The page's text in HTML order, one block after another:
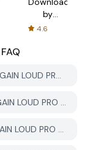
by
AFTVnews
4.6
FAQ
मैं PGYER APK HUB से MP3 VOLUME BOOST GAIN LOUD PRO कैसे डाउनलोड करूं?
PGYER APK HUB पर MP3 VOLUME BOOST GAIN LOUD PRO मुफ्त डाउनलोड करने के लिए है?
PGYER APK HUB से MP3 VOLUME BOOST GAIN LOUD PRO डाउनलोड करने के लिए मुझे एक खाता चाहिए?